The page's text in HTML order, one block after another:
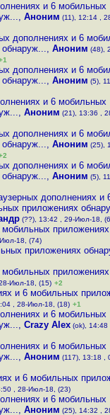
и 6 мобильных
, Аноним (11), 12:14 ,
дополнениях и 6
, Аноним (48),
дополнениях и 6
, Аноним (5),
и 6 мобильных
, Аноним (21), 13:36 ,
дополнениях и 6
, Аноним (25),
дополнениях и 6
, Аноним (5),
дополнениях и
приложениях
(??), 13:42 , 29-Июл-18,
приложениях
18, (74)
приложениях
приложениях
Июл-18, (15) +2
и 6 мобильных
, 28-Июл-18, (18) +1
и 6 мобильных
, Crazy Alex (ok), 14:48
и 6 мобильных
, Аноним (117), 13:18 ,
и 6 мобильных
, 28-Июл-18, (23)
и 6 мобильных
, Аноним (25), 14:32 ,